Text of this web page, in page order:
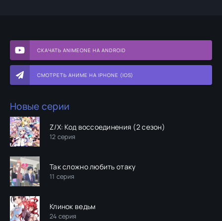
СКАЧАТЬ ANIMEONE НА ANDROID
СМОТРЕТЬ АНИМЕ НА IPHONE (IOS)
Новые серии
Z/X: Код воссоединения (2 сезон)
12 серия
Так сложно любить отаку
11 серия
Клинок ведьм
24 серия